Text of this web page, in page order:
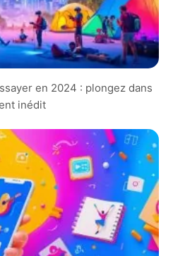
en 2024 : plongez dans
inédit